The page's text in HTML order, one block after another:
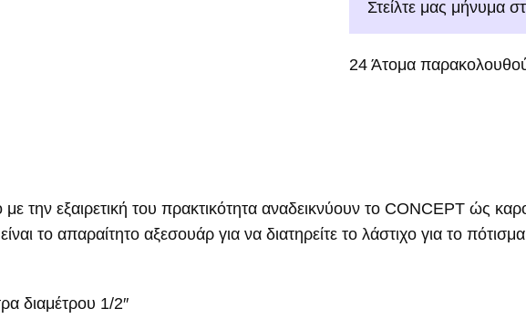
Στείλτε μας μήνυμα
24 Άτομα
την εξαιρετική του πρακτικότητα αναδεικνύουν το CONCEPT ώς
το απαραίτητο αξεσουάρ για να διατηρείτε το λάστιχο για το
διαμέτρου 1/2″